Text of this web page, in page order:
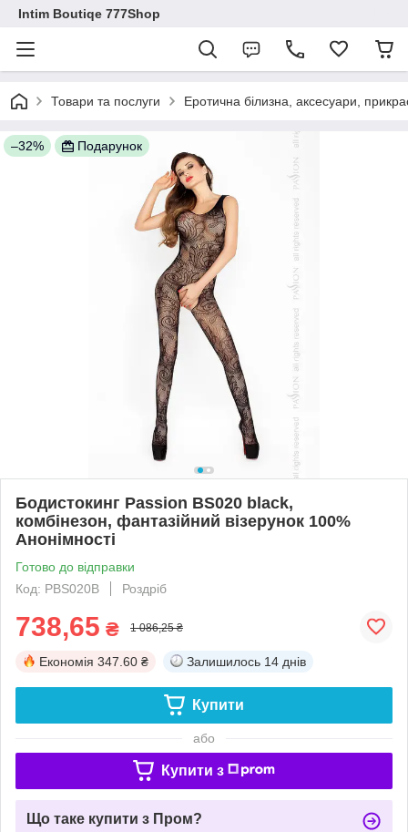
Intim Boutiqe 777Shop
Товари та послуги Еротична білизна, аксесуари,
–32% Подарунок
Бодистокинг Passion BS020 black,
комбінезон, фантазійний візерунок 100%
Анонімності
Готово до відправки
Код: PBS020B
Роздріб
738,65 ₴ 1 086,25 ₴
Економія 347.60 ₴ Залишилось 14 днів
Купити
або
Купити з
Що таке купити з Пром?